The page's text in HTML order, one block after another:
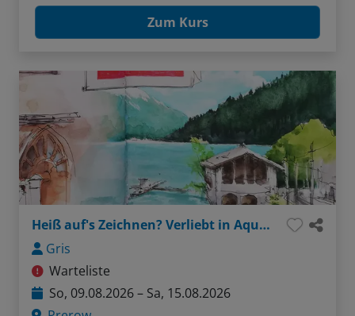
Zum Kurs
Heiß auf's Zeichnen? Verliebt in Aquarell?
Gris
Warteliste
So, 09.08.2026 – Sa, 15.08.2026